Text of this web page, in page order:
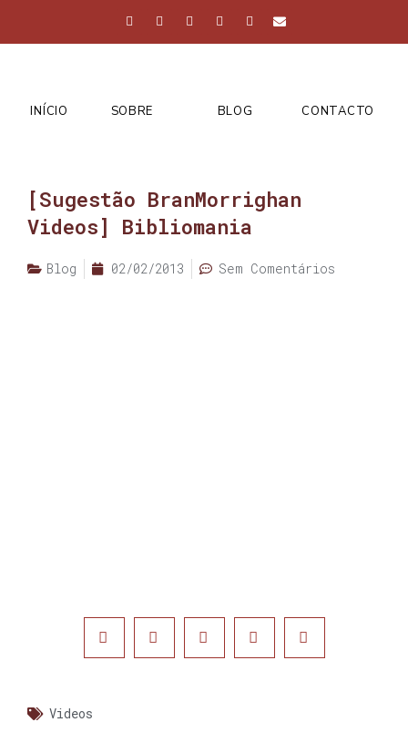
INÍCIO SOBRE BLOG CONTACTO
[Sugestão BranMorrighan
Videos] Bibliomania
Blog 02/02/2013 Sem Comentários
Videos